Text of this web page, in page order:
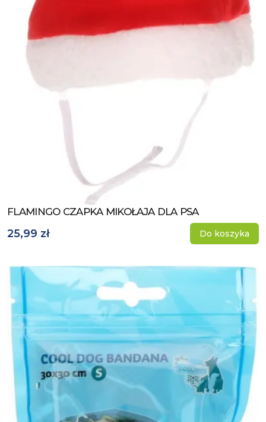
Zobacz produkt
FLAMINGO CZAPKA MIKOŁAJA DLA PSA
25,99 zł Do koszyka